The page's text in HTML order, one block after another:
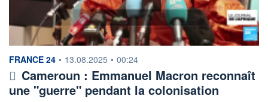
information fournie par
FRANCE 24 • 13.08.2025 • 00:24
Cameroun : Emmanuel Macron reconnaît
une "guerre" pendant la colonisation